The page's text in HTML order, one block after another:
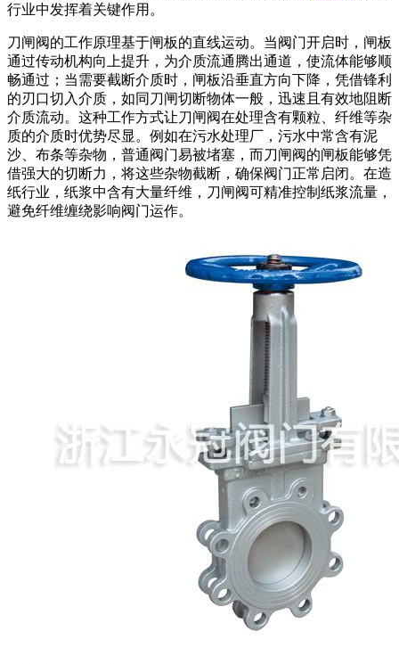
行业中发挥着关键作用。
刀闸阀的工作原理基于闸板的直线运动。当阀门开启时，闸板
通过传动机构向上提升，为介质流通腾出通道，使流体能够顺
畅通过；当需要截断介质时，闸板沿垂直方向下降，凭借锋利
的刃口切入介质，如同刀闸切断物体一般，迅速且有效地阻断
介质流动。这种工作方式让刀闸阀在处理含有颗粒、纤维等杂
质的介质时优势尽显。例如在污水处理厂，污水中常含有泥
沙、布条等杂物，普通阀门易被堵塞，而刀闸阀的闸板能够凭
借强大的切断力，将这些杂物截断，确保阀门正常启闭。在造
纸行业，纸浆中含有大量纤维，刀闸阀可精准控制纸浆流量，
避免纤维缠绕影响阀门运作。